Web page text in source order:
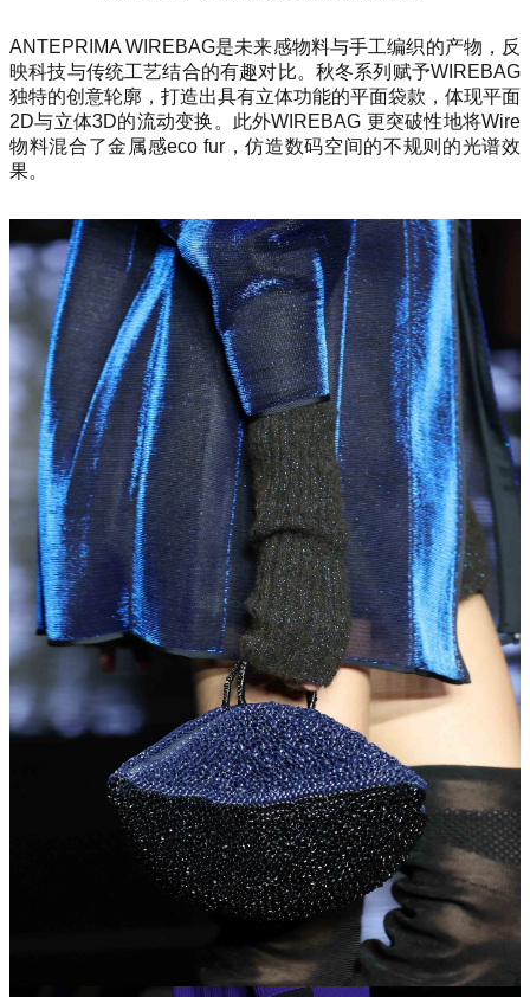
ANTEPRIMA WIREBAG是未来感物料与手工编织的产物，反
映科技与传统工艺结合的有趣对比。秋冬系列赋予WIREBAG
独特的创意轮廓，打造出具有立体功能的平面袋款，体现平面
2D与立体3D的流动变换。此外WIREBAG 更突破性地将Wire
物料混合了金属感eco fur，仿造数码空间的不规则的光谱效
果。